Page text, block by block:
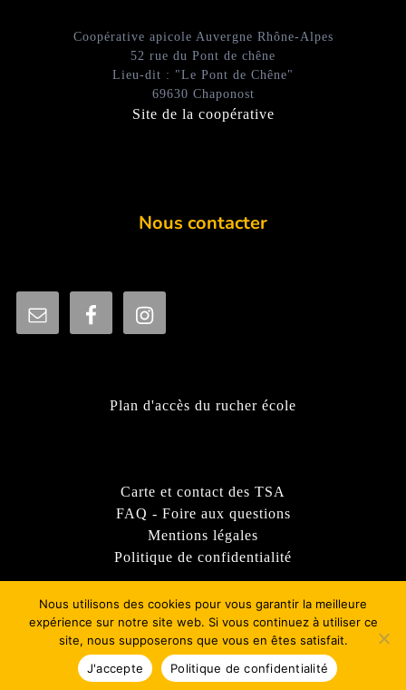
Coopérative apicole Auvergne Rhône-Alpes
52 rue du Pont de chêne
Lieu-dit : "Le Pont de Chêne"
69630 Chaponost
Site de la coopérative
Nous contacter
Plan d'accès du rucher école
Carte et contact des TSA
FAQ - Foire aux questions
Mentions légales
Politique de confidentialité
Thème WordPress Sirat- © 2022 - Syndicat d'apiculture
du Rhône - GDSA69
Nous utilisons des cookies pour vous garantir la meilleure
expérience sur notre site web. Si vous continuez à utiliser ce
site, nous supposerons que vous en êtes satisfait.
J'accepte
Politique de confidentialité